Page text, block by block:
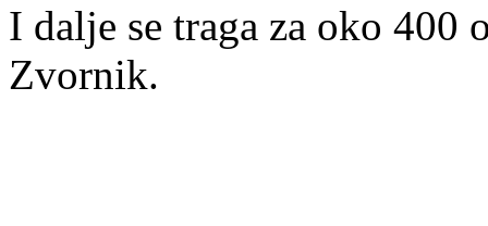
I dalje se traga za oko 400
Zvornik.